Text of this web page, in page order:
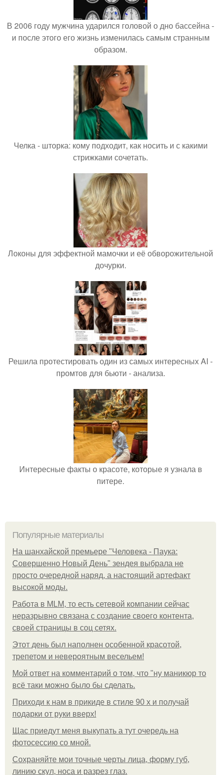
В 2006 году мужчина ударился головой о дно бассейна -
и после этого его жизнь изменилась самым странным
образом.
Челка - шторка: кому подходит, как носить и с какими
стрижками сочетать.
Локоны для эффектной мамочки и её обворожительной
дочурки.
Решила протестировать один из самых интересных AI -
промтов для бьюти - анализа.
Интересные факты о красоте, которые я узнала в
питере.
Популярные материалы
На шанхайской премьере "Человека - Паука:
Совершенно Новый День" зендея выбрала не
просто очередной наряд, а настоящий артефакт
высокой моды.
Работа в MLM, то есть сетевой компании сейчас
неразрывно связана с создание своего контента,
своей страницы в соц сетях.
Этот день был наполнен особенной красотой,
трепетом и невероятным весельем!
Мой ответ на комментарий о том, что "ну маникюр то
всё таки можно было бы сделать.
Приходи к нам в прикиде в стиле 90 х и получай
подарки от руки вверх!
Щас приедут меня выкупать а тут очередь на
фотосессию со мной.
Сохраняйте мои точные черты лица, форму губ,
линию скул, носа и разрез глаз.